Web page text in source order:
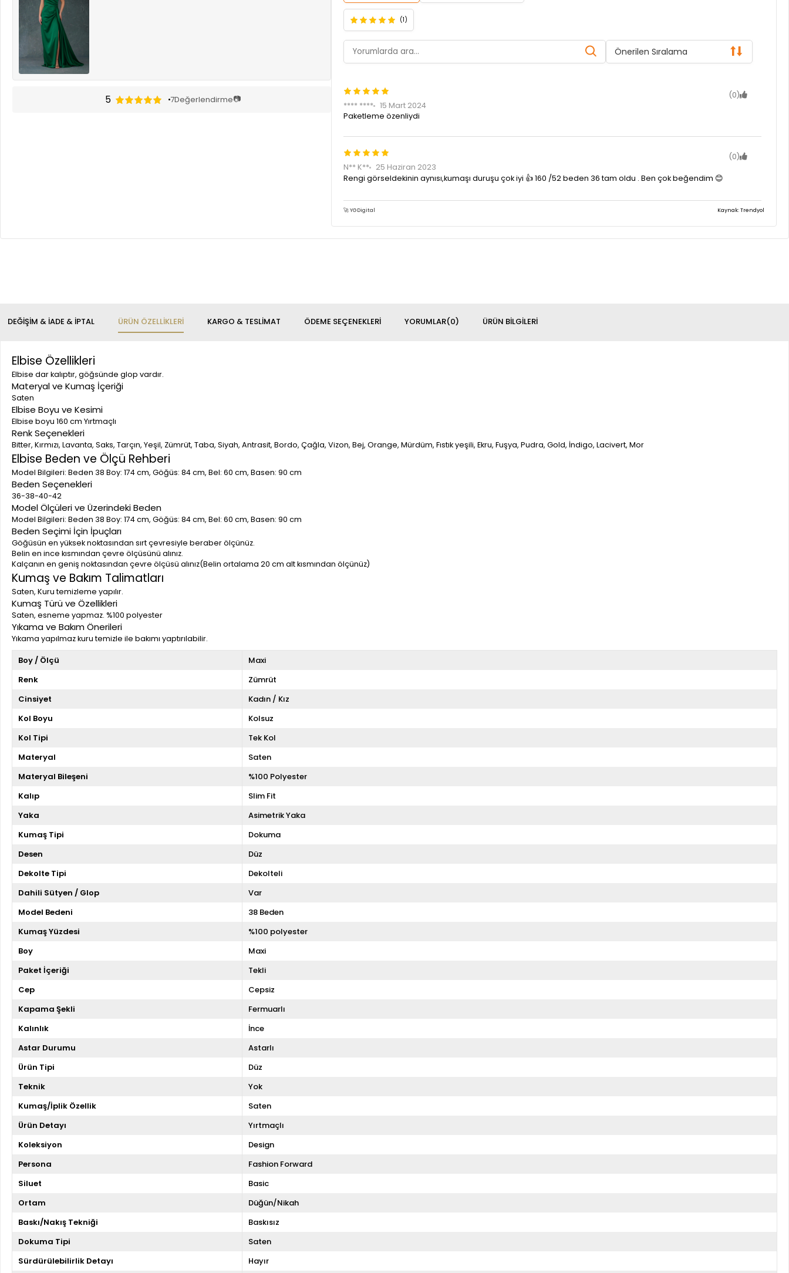
5 7Değerlendirme📷
(1)
Önerilen Sıralama
(0)
**** ****
15 Mart 2024
Paketleme özenliydi
(0)
N** K**
25 Haziran 2023
Rengi görseldekinin aynısı,kumaşı duruşu çok iyi 👍 160 /52 beden 36 tam oldu . Ben çok beğendim 😊
🚀 YGDigital Kaynak: Trendyol
ÜRÜN ÖZELLIKLERI YORUMLAR(0)
ÖDEME SEÇENEKLERI ÜRÜN BILGILERI
DEĞIŞIM & İADE & İPTAL KARGO & TESLIMAT
Elbise Özellikleri
Elbise dar kalıptır, göğsünde glop vardır.
Materyal ve Kumaş İçeriği
Saten
Elbise Boyu ve Kesimi
Elbise boyu 160 cm Yırtmaçlı
Renk Seçenekleri
Bitter, Kırmızı, Lavanta, Saks, Tarçın, Yeşil, Zümrüt, Taba, Siyah, Antrasit, Bordo, Çağla, Vizon, Bej, Orange, Mürdüm, Fıstık yeşili, Ekru, Fuşya, Pudra, Gold, İndigo, Lacivert, Mor
Elbise Beden ve Ölçü Rehberi
Model Bilgileri: Beden 38 Boy: 174 cm, Göğüs: 84 cm, Bel: 60 cm, Basen: 90 cm
Beden Seçenekleri
36-38-40-42
Model Ölçüleri ve Üzerindeki Beden
Model Bilgileri: Beden 38 Boy: 174 cm, Göğüs: 84 cm, Bel: 60 cm, Basen: 90 cm
Beden Seçimi İçin İpuçları
Göğüsün en yüksek noktasından sırt çevresiyle beraber ölçünüz.
Belin en ince kısmından çevre ölçüsünü alınız.
Kalçanın en geniş noktasından çevre ölçüsü alınız(Belin ortalama 20 cm alt kısmından ölçünüz)
Kumaş ve Bakım Talimatları
Saten, Kuru temizleme yapılır.
Kumaş Türü ve Özellikleri
Saten, esneme yapmaz. %100 polyester
Yıkama ve Bakım Önerileri
Yıkama yapılmaz kuru temizle ile bakımı yaptırılabilir.
Boy / Ölçü
Maxi
Renk
Zümrüt
Cinsiyet
Kadın / Kız
Kol Boyu
Kolsuz
Kol Tipi
Tek Kol
Materyal
Saten
Materyal Bileşeni
%100 Polyester
Kalıp
Slim Fit
Yaka
Asimetrik Yaka
Kumaş Tipi
Dokuma
Desen
Düz
Dekolte Tipi
Dekolteli
Dahili Sütyen / Glop
Var
Model Bedeni
38 Beden
Kumaş Yüzdesi
%100 polyester
Boy
Maxi
Paket İçeriği
Tekli
Cep
Cepsiz
Kapama Şekli
Fermuarlı
Kalınlık
İnce
Astar Durumu
Astarlı
Ürün Tipi
Düz
Teknik
Yok
Kumaş/İplik Özellik
Saten
Ürün Detayı
Yırtmaçlı
Koleksiyon
Design
Persona
Fashion Forward
Siluet
Basic
Ortam
Düğün/Nikah
Baskı/Nakış Tekniği
Baskısız
Dokuma Tipi
Saten
Sürdürülebilirlik Detayı
Hayır